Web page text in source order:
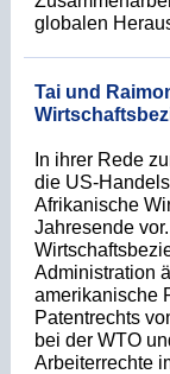
globalen
Tai und
In ihrer Rede
die US-
Afrikanische
Jahresende
Administration
amerikanische
Patentrechts
bei der WTO
Arbeiterrechte